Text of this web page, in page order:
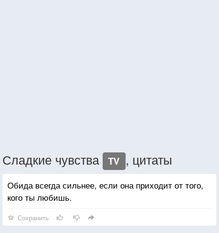
Сладкие чувства TV , цитаты
Обида всегда сильнее, если она приходит от того,
кого ты любишь.
Сохранить